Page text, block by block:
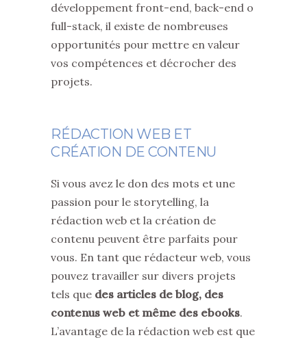
développement front-end, back-end o
full-stack, il existe de nombreuses
opportunités pour mettre en valeur
vos compétences et décrocher des
projets.
RÉDACTION WEB ET
CRÉATION DE CONTENU
Si vous avez le don des mots et une
passion pour le storytelling, la
rédaction web et la création de
contenu peuvent être parfaits pour
vous. En tant que rédacteur web, vous
pouvez travailler sur divers projets
tels que des articles de blog, des
contenus web et même des ebooks.
L’avantage de la rédaction web est que